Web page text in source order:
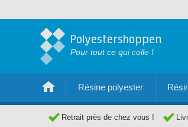
Polyestershoppen
Pour tout ce qui colle !
Résine polyester
Retrait près de chez vous !